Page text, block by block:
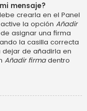
mensaje?
crearla en el Panel
la opción Añadir
asignar una firma
la casilla correcta
dejar de añadirla en
Añadir firmadentro